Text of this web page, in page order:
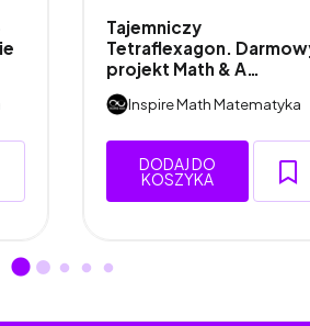
Tajemniczy
Tetraflexagon.
projekt Math & A…
Inspire Math Matematyka
DODAJ DO
KOSZYKA